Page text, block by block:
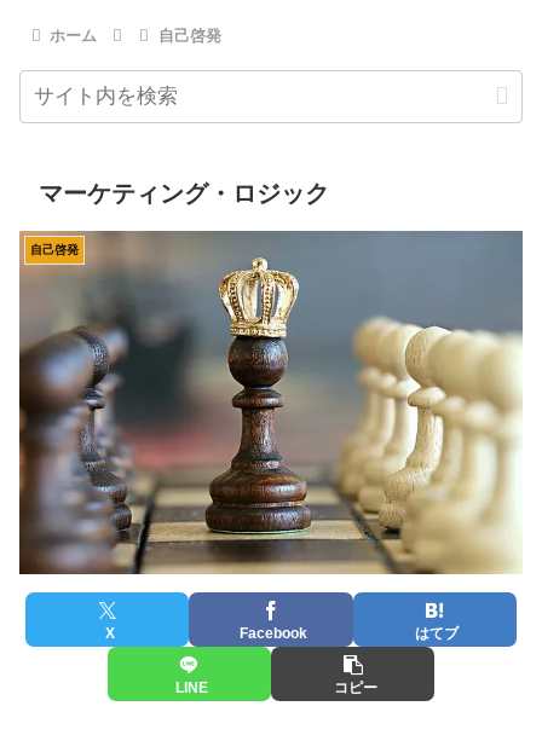
ホーム 自己啓発
マーケティング・ロジック
自己啓発
X Facebook はてブ
LINE コピー